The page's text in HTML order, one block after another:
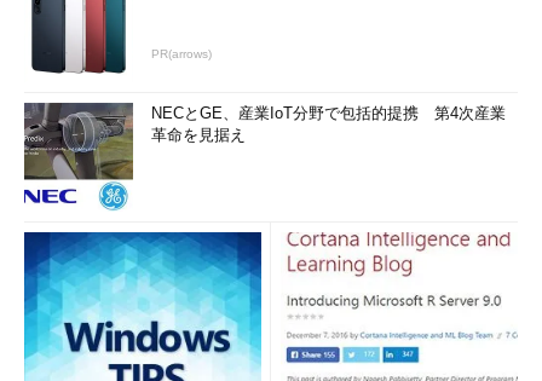
PR(arrows)
NECとGE、産業IoT分野で包括的提携 第4次産業
革命を見据え